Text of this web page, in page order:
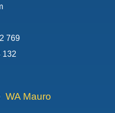
769
132
WA Mauro